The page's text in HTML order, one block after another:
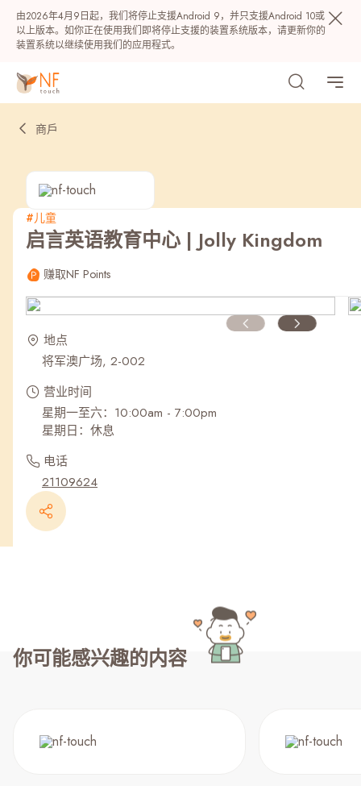
由2026年4月9日起，我们将停止支援Android 9，并只支援Android 10或
以上版本。如你正在使用我们即将停止支援的装置系统版本，请更新你的
装置系统以继续使用我们的应用程式。
热门
最近搜寻纪录
商戶
#儿童
启言英语教育中心 | Jolly Kingdom
赚取NF Points
地点
将军澳广场, 2-002
营业时间
星期一至六：10:00am - 7:00pm
星期日：休息
电话
21109624
你可能感兴趣的内容